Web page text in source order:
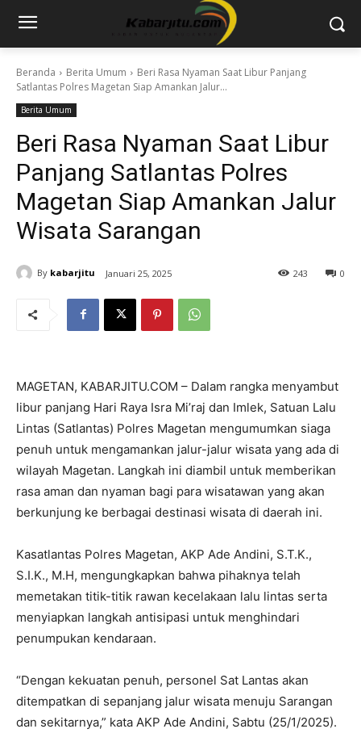
Beranda Berita Umum
Beri Rasa Nyaman Saat Libur Panjang
Satlantas Polres Magetan Siap Amankan Jalur...
Berita Umum
Beri Rasa Nyaman Saat Libur
Panjang Satlantas Polres
Magetan Siap Amankan Jalur
Wisata Sarangan
By kabarjitu Januari 25, 2025 0
243
MAGETAN, KABARJITU.COM – Dalam rangka menyambut
libur panjang Hari Raya Isra Mi’raj dan Imlek, Satuan Lalu
Lintas (Satlantas) Polres Magetan mengumumkan siaga
penuh untuk mengamankan jalur-jalur wisata yang ada di
wilayah Magetan. Langkah ini diambil untuk memberikan
rasa aman dan nyaman bagi para wisatawan yang akan
berkunjung ke berbagai destinasi wisata di daerah ini.
Kasatlantas Polres Magetan, AKP Ade Andini, S.T.K.,
S.I.K., M.H, mengungkapkan bahwa pihaknya telah
memetakan titik-titik rawan kecelakaan lalu lintas serta
menyiapkan langkah antisipasi untuk menghindari
penumpukan kendaraan.
“Dengan kekuatan penuh, personel Sat Lantas akan
ditempatkan di sepanjang jalur wisata menuju Sarangan
dan sekitarnya,” kata AKP Ade Andini, Sabtu (25/1/2025).